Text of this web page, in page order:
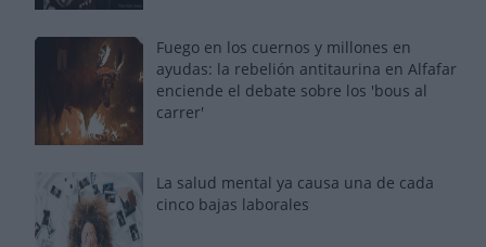
Fuego en los cuernos y millones en
ayudas: la rebelión antitaurina en Alfafar
enciende el debate sobre los 'bous al
carrer'
La salud mental ya causa una de cada
cinco bajas laborales